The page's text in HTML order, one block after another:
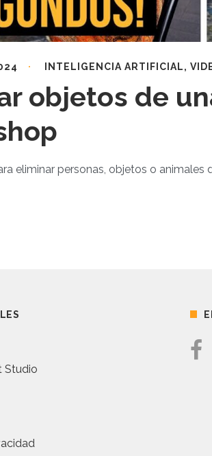
INTELIGENCIA ARTIFICIAL,
objetos de
eliminar personas, objetos o animales
Studio